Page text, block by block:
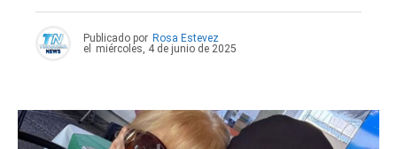
Publicado por Rosa Estevez
el
miércoles, 4 de junio de 2025